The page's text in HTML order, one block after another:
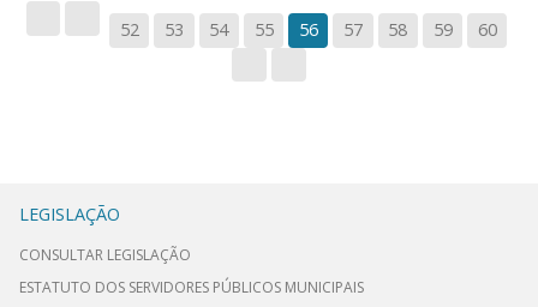
52 53 54 55 56 57 58 59 60
LEGISLAÇÃO
CONSULTAR LEGISLAÇÃO
ESTATUTO DOS SERVIDORES PÚBLICOS MUNICIPAIS